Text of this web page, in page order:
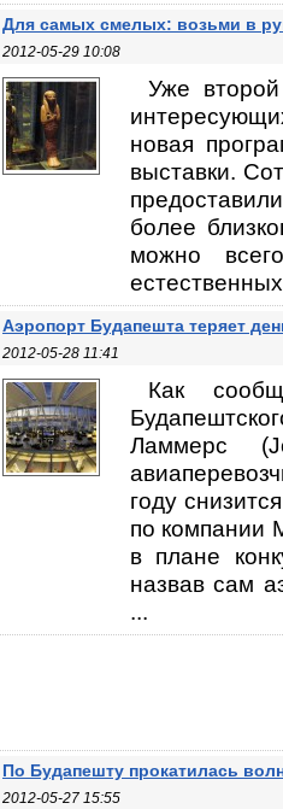
Для самых смелых: возьми в
2012-05-29 10:08
Уже
новая
выставки.
более
можно
Аэропорт Будапешта теряет
2012-05-28 11:41
Как
Ламмерс
году
по компании
в плане
назвав сам
...
По Будапешту прокатилась
2012-05-27 15:55